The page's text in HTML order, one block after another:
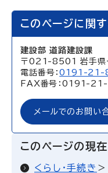
このページに関
建設部 道路建設課
〒021-8501 岩手県
電話番号：0191-21-
FAX番号：0191-
メールでのお問い
このページの現
くらし・手続き